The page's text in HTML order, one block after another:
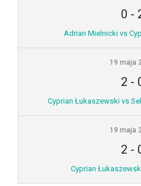
0 -
Adrian Mielnicki vs
19 maja
2 -
Cyprian Łukaszewski vs
19 maja
2 -
Cyprian